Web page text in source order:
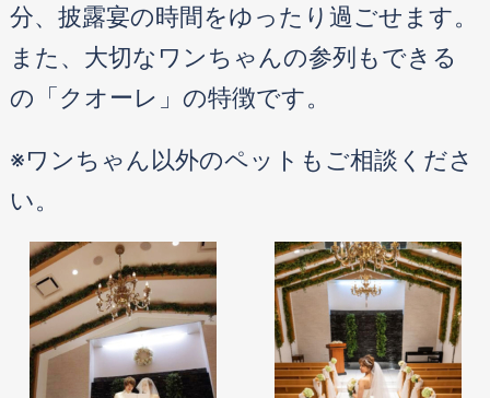
分、披露宴の時間をゆったり過ごせます。
また、大切なワンちゃんの参列もできる
の「クオーレ」の特徴です。
※ワンちゃん以外のペットもご相談くださ
い。